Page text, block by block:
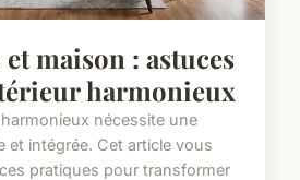
maison : astuces
harmonieux
nécessite une
et intégrée. Cet article vous
pratiques pour transformer